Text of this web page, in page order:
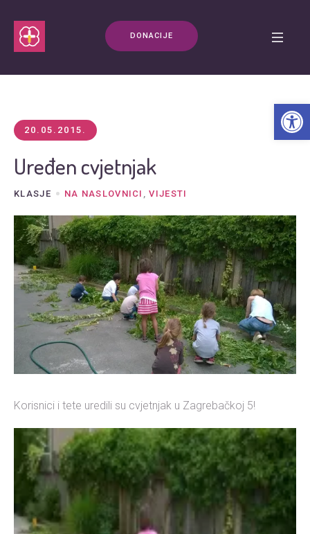
DONACIJE
20.05.2015.
Uređen cvjetnjak
KLASJE NA NASLOVNICI ,VIJESTI
Korisnici i tete uredili su cvjetnjak u Zagrebačkoj 5!